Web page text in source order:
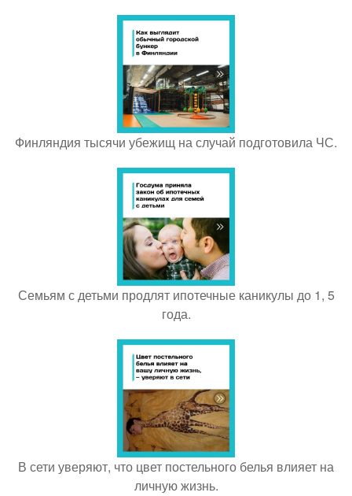
Финляндия тысячи убежищ на случай подготовила ЧС.
Семьям с детьми продлят ипотечные каникулы до 1, 5
года.
В сети уверяют, что цвет постельного белья влияет на
личную жизнь.